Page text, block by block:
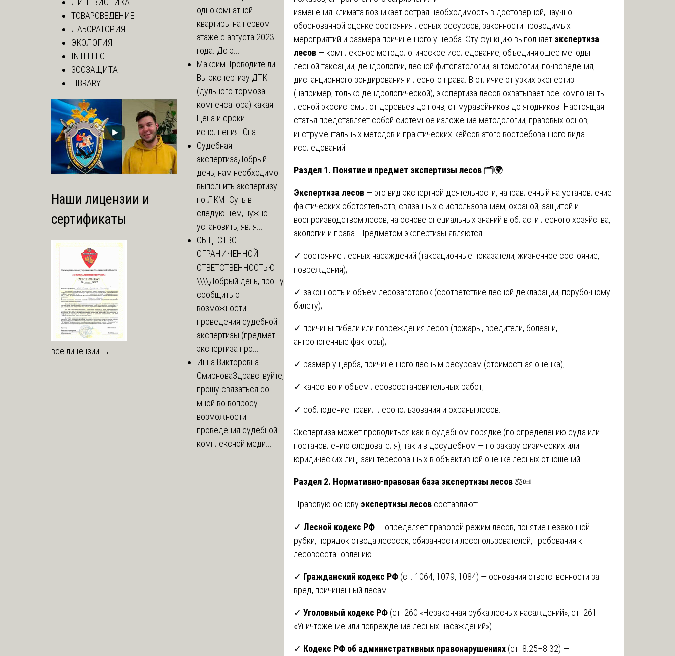
изменения климата возникает острая необходимость в достоверной, научно
обоснованной оценке состояния лесных ресурсов, законности проводимых
мероприятий и размера причинённого ущерба. Эту функцию выполняет экспертиза
лесов — комплексное методологическое исследование, объединяющее методы
лесной таксации, дендрологии, лесной фитопатологии, энтомологии, почвоведения,
дистанционного зондирования и лесного права. В отличие от узких экспертиз
(например, только дендрологической), экспертиза лесов охватывает все компоненты
лесной экосистемы: от деревьев до почв, от муравейников до ягодников. Настоящая
статья представляет собой системное изложение методологии, правовых основ,
инструментальных методов и практических кейсов этого востребованного вида
исследований.
Раздел 1. Понятие и предмет экспертизы лесов 🗂️🌍
Экспертиза лесов — это вид экспертной деятельности, направленный на установление
фактических обстоятельств, связанных с использованием, охраной, защитой и
воспроизводством лесов, на основе специальных знаний в области лесного хозяйства,
экологии и права. Предметом экспертизы являются:
✓ состояние лесных насаждений (таксационные показатели, жизненное состояние,
повреждения);
✓ законность и объём лесозаготовок (соответствие лесной декларации, порубочному
билету);
✓ причины гибели или повреждения лесов (пожары, вредители, болезни,
антропогенные факторы);
✓ размер ущерба, причинённого лесным ресурсам (стоимостная оценка);
✓ качество и объём лесовосстановительных работ;
✓ соблюдение правил лесопользования и охраны лесов.
Экспертиза может проводиться как в судебном порядке (по определению суда или
постановлению следователя), так и в досудебном — по заказу физических или
юридических лиц, заинтересованных в объективной оценке лесных отношений.
Раздел 2. Нормативно-правовая база экспертизы лесов ⚖️📜
Правовую основу экспертизы лесов составляют:
✓ Лесной кодекс РФ — определяет правовой режим лесов, понятие незаконной
рубки, порядок отвода лесосек, обязанности лесопользователей, требования к
лесовосстановлению.
✓ Гражданский кодекс РФ (ст. 1064, 1079, 1084) — основания ответственности за
вред, причинённый лесам.
✓ Уголовный кодекс РФ (ст. 260 «Незаконная рубка лесных насаждений», ст. 261
«Уничтожение или повреждение лесных насаждений»).
✓ Кодекс РФ об административных правонарушениях (ст. 8.25–8.32) —
ТОВАРОВЕДЕНИЕ
ЛАБОРАТОРИЯ
ЭКОЛОГИЯ
INTELLECT
ЗООЗАЩИТА
LIBRARY
Наши лицензии и
сертификаты
все лицензии →
однокомнатной
квартиры на первом
этаже с августа 2023
года. До э...
МаксимПроводите ли
Вы экспертизу ДТК
(дульного тормоза
компенсатора) какая
Цена и сроки
исполнения. Спа...
Судебная
экспертизаДобрый
день, нам необходимо
выполнить экспертизу
по ЛКМ. Суть в
следующем, нужно
установить, явля...
ОБЩЕСТВО
ОГРАНИЧЕННОЙ
ОТВЕТСТВЕННОСТЬЮ
\\\\Добрый день, прошу
сообщить о
возможности
проведения судебной
экспертизы (предмет:
экспертиза про...
Инна Викторовна
СмирноваЗдравствуйте,
прошу связаться со
мной во вопросу
возможности
проведения судебной
комплексной меди...